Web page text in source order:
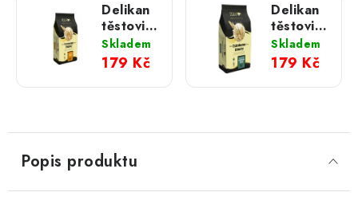
Delikan
těstoviny
s vejcem
3 kg
Skladem
179 Kč
Delikan
těstoviny
pro psy
s
mořskou
řasou 3
Skladem
179 Kč
Popis produktu